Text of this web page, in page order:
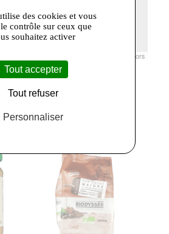
contributors
AUSSI
des cookies et vous
contrôle sur ceux que
souhaitez activer
Tout accepter
Tout refuser
Personnaliser